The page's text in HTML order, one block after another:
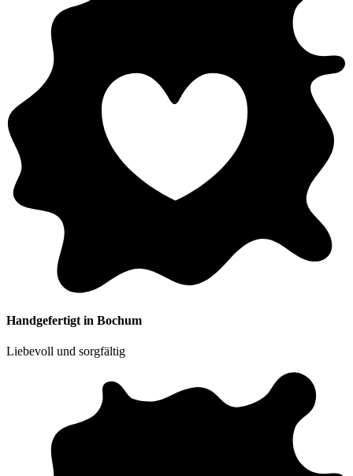
Handgefertigt in Bochum
Liebevoll und sorgfältig